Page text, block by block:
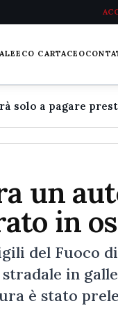
ECO CARTACEO
un
in
del Fuoco di
stradale in
è stato